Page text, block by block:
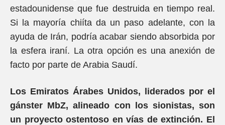
estadounidense que fue destruida en tiempo real.
Si la mayoría chiíta da un paso adelante, con la
ayuda de Irán, podría acabar siendo absorbida por
la esfera iraní. La otra opción es una anexión de
facto por parte de Arabia Saudí.
Los Emiratos Árabes Unidos, liderados por el
gánster MbZ, alineado con los sionistas, son
un proyecto ostentoso en vías de extinción. El